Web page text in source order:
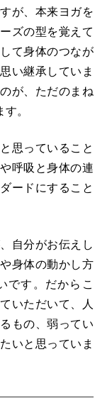
が、本来ヨガを
ズの型を覚えて
て身体のつなが
い継承していま
が、ただのまね
。
思っていること
呼吸と身体の連
ードにすること
自分がお伝えし
身体の動かし方
です。だからこ
いただいて、人
もの、弱ってい
いと思っていま